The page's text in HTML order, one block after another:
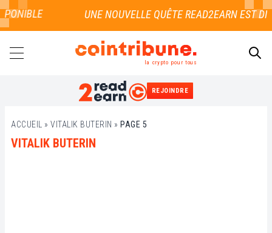
la crypto pour tous
REJOINDRE
ACCUEIL » VITALIK BUTERIN » PAGE 5
VITALIK BUTERIN